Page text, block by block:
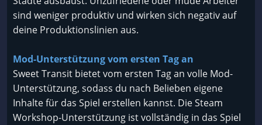
sind weniger produktiv und wirken sich negativ auf
deine Produktionslinien aus.
Mod-Unterstützung vom ersten Tag an
Sweet Transit bietet vom ersten Tag an volle Mod-
Unterstützung, sodass du nach Belieben eigene
Inhalte für das Spiel erstellen kannst. Die Steam
Workshop-Unterstützung ist vollständig in das Spiel